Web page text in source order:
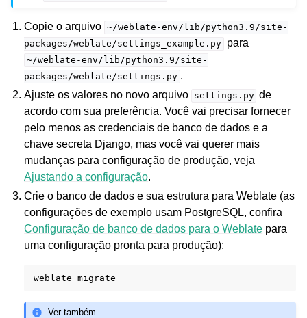
Copie o arquivo ~/weblate-env/lib/python3.9/site-
packages/weblate/settings_example.py para
~/weblate-env/lib/python3.9/site-
packages/weblate/settings.py .
Ajuste os valores no novo arquivo settings.py de
acordo com sua preferência. Você vai precisar fornecer
pelo menos as credenciais de banco de dados e a
chave secreta Django, mas você vai querer mais
mudanças para configuração de produção, veja
Ajustando a configuração.
Crie o banco de dados e sua estrutura para Weblate (as
configurações de exemplo usam PostgreSQL, confira
Configuração de banco de dados para o Weblate para
uma configuração pronta para produção):
weblate
Ver também